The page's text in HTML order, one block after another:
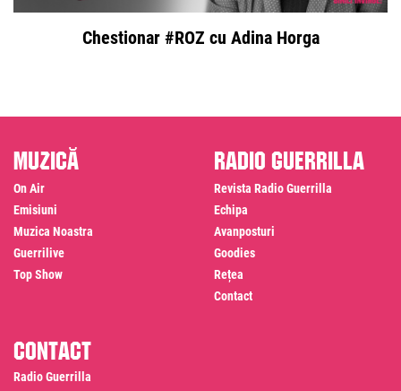
Chestionar #ROZ cu Adina Horga
Muzică
On Air
Emisiuni
Muzica Noastra
Guerrilive
Top Show
Radio Guerrilla
Revista Radio Guerrilla
Echipa
Avanposturi
Goodies
Rețea
Contact
Contact
Radio Guerrilla